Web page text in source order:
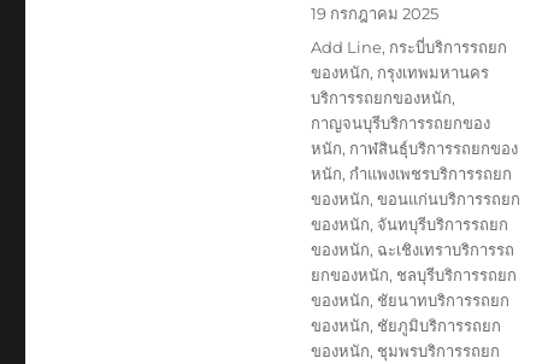
เขียน
เมื่อ
19 กรกฎาคม 2025
ป้าย
กำกับ
Add Line, กระบี่บริการรถยก
ของหนัก, กรุงเทพมหานคร
บริการรถยกของหนัก,
กาญจนบุรีบริการรถยกของ
หนัก, กาฬสินธุ์บริการรถยกของ
หนัก, กำแพงเพชรบริการรถยก
ของหนัก, ขอนแก่นบริการรถยก
ของหนัก, จันทบุรีบริการรถยก
ของหนัก, ฉะเชิงเทราบริการรถ
ยกของหนัก, ชลบุรีบริการรถยก
ของหนัก, ชัยนาทบริการรถยก
ของหนัก, ชัยภูมิบริการรถยก
ของหนัก, ชุมพรบริการรถยก